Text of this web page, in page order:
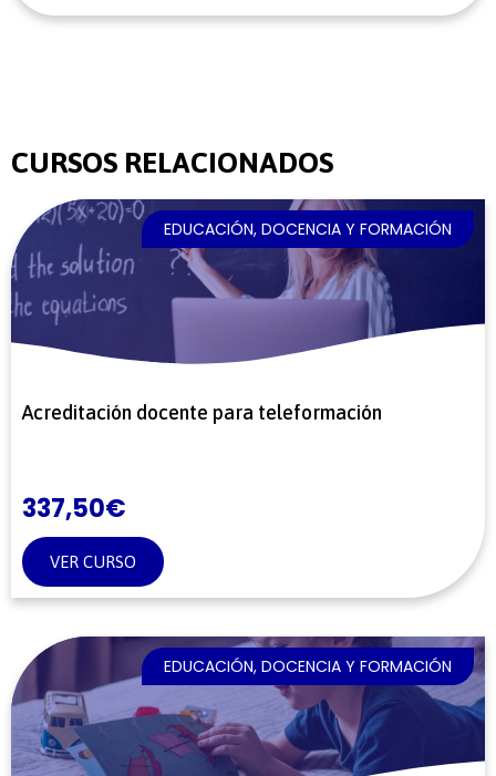
CURSOS RELACIONADOS
EDUCACIÓN, DOCENCIA Y FORMACIÓN
Acreditación docente para teleformación
337,50€
VER CURSO
EDUCACIÓN, DOCENCIA Y FORMACIÓN